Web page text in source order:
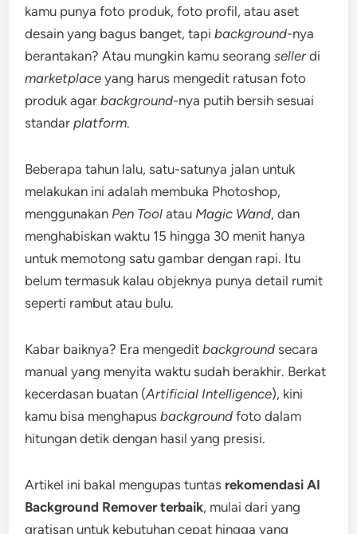
kamu punya foto produk, foto profil, atau aset
desain yang bagus banget, tapibackground-nya
berantakan? Atau mungkin kamu seorangseller di
marketplace yang harus mengedit ratusan foto
produk agarbackground-nya putih bersih sesuai
standarplatform.
Beberapa tahun lalu, satu-satunya jalan untuk
melakukan ini adalah membuka Photoshop,
menggunakan Pen Tool atau Magic Wand, dan
menghabiskan waktu 15 hingga 30 menit hanya
untuk memotong satu gambar dengan rapi. Itu
belum termasuk kalau objeknya punya detail rumit
seperti rambut atau bulu.
Kabar baiknya? Era mengeditbackground secara
manual yang menyita waktu sudah berakhir. Berkat
kecerdasan buatan (Artificial Intelligence), kini
kamu bisa menghapusbackground foto dalam
hitungan detik dengan hasil yang presisi.
Artikel ini bakal mengupas tuntas rekomendasi AI
Background Remover terbaik, mulai dari yang
gratisan untuk kebutuhan cepat hingga yang